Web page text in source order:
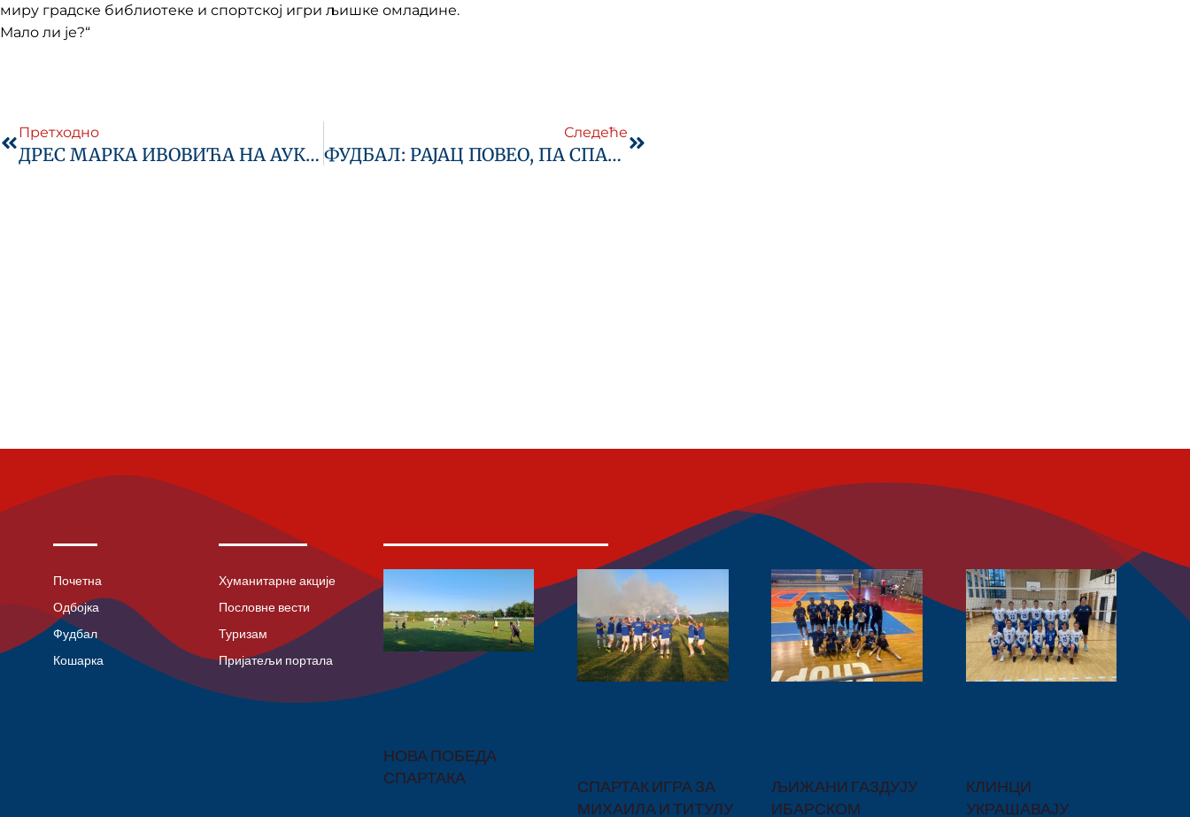
миру градске библиотеке и спортској игри љишке омладине.
Мало ли је?“
Претходно
ДРЕС МАРКА ИВОВИЋА НА АУКЦИЈИ ЗА САРУ
Следеће
ФУДБАЛ: РАЈАЦ ПОВЕО, ПА СПАШАВАО БОД, НАПРЕДАК И ДРУГАРИ У ПОБЕДНИЧКОМ РИТМУ
Почетна
Одбојка
Фудбал
Кошарка
Хуманитарне акције
Пословне вести
Туризам
Пријатељи портала
НОВА ПОБЕДА
СПАРТАКА
СПАРТАК ИГРА ЗА
МИХАИЛА И ТИТУЛУ
ЉИЖАНИ ГАЗДУЈУ
ИБАРСКОМ
КЛИНЦИ
УКРАШАВАЈУ